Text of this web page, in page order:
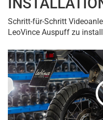
Schritt-für-Schritt
LeoVince Auspuff zu